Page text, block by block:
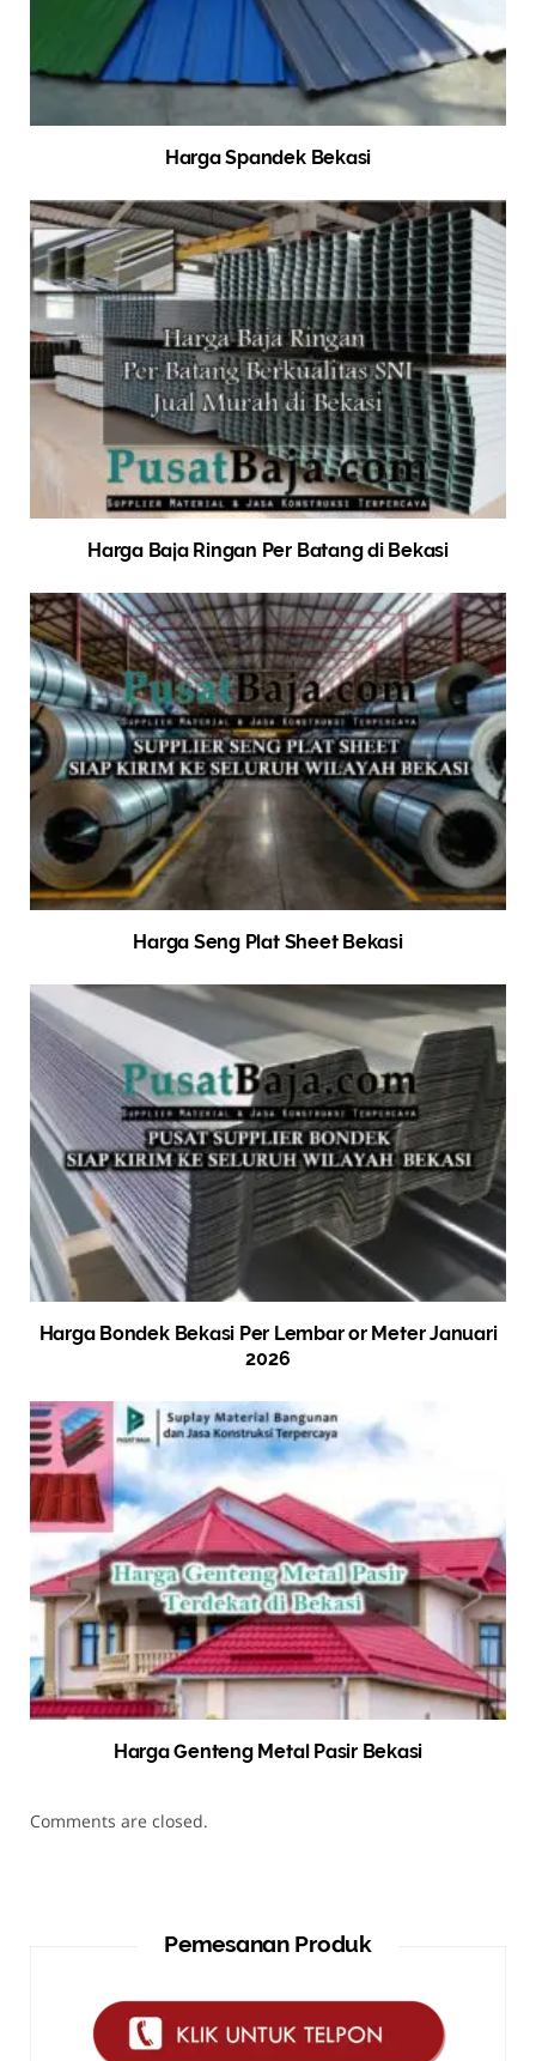
Harga Spandek Bekasi
Harga Baja Ringan Per Batang di Bekasi
Harga Seng Plat Sheet Bekasi
Harga Bondek Bekasi Per Lembar or Meter Januari
2026
Harga Genteng Metal Pasir Bekasi
Comments are closed.
Pemesanan Produk